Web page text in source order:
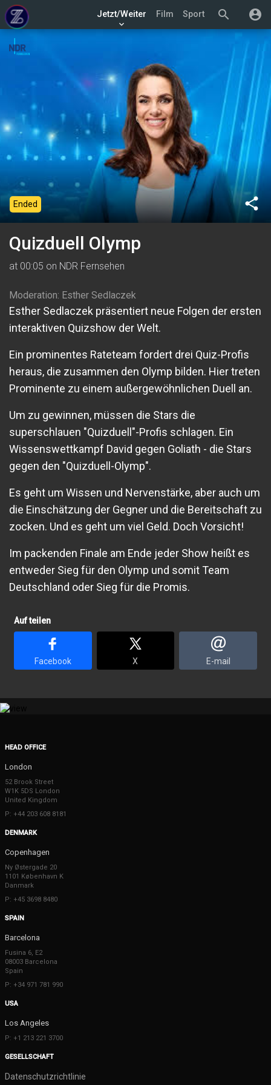
search account_circle
Jetzt/Weiter
keyboard_arrow_down
Film Sport
share
Ended
Quizduell Olymp
at 00:05 on NDR Fernsehen
Moderation: Esther Sedlaczek
Esther Sedlaczek präsentiert neue Folgen der ersten
interaktiven Quizshow der Welt.
Ein prominentes Rateteam fordert drei Quiz-Profis
heraus, die zusammen den Olymp bilden. Hier treten
Prominente zu einem außergewöhnlichen Duell an.
Um zu gewinnen, müssen die Stars die
superschlauen "Quizduell"-Profis schlagen. Ein
Wissenswettkampf David gegen Goliath - die Stars
gegen den "Quizduell-Olymp".
Es geht um Wissen und Nervenstärke, aber auch um
die Einschätzung der Gegner und die Bereitschaft zu
zocken. Und es geht um viel Geld. Doch Vorsicht!
Im packenden Finale am Ende jeder Show heißt es
entweder Sieg für den Olymp und somit Team
Deutschland oder Sieg für die Promis.
Auf teilen
Facebook X E-mail
HEAD OFFICE
London
52 Brook Street
W1K 5DS London
United Kingdom
P: +44 203 608 8181
DENMARK
Copenhagen
Ny Østergade 20
1101 København K
Danmark
P: +45 3698 8480
SPAIN
Barcelona
Fusina 6, E2
08003 Barcelona
Spain
P: +34 971 781 990
USA
Los Angeles
P: +1 213 221 3700
GESELLSCHAFT
Datenschutzrichtlinie